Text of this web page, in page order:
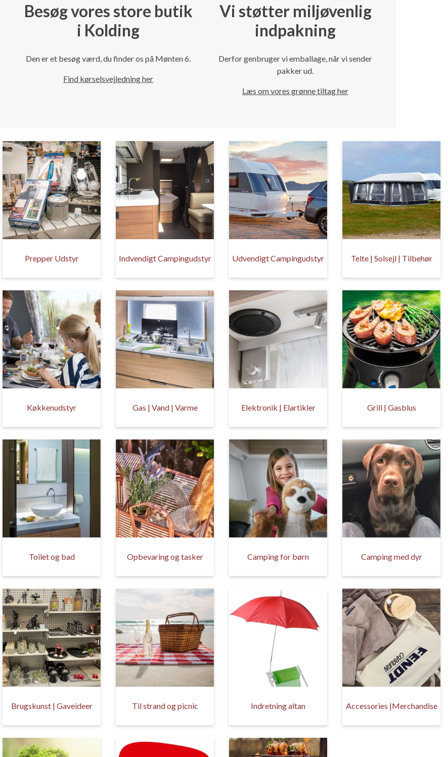
Besøg vores store butik
i Kolding
Den er et besøg værd, du finder os på Mønten 6.
Find kørselsvejledning her
Vi støtter miljøvenlig
indpakning
Derfor genbruger vi emballage, når vi sender
pakker ud.
Læs om vores grønne tiltag her
Prepper Udstyr Indvendigt Campingudstyr Udvendigt Campingudstyr Telte | Solsejl | Tilbehør
Køkkenudstyr Gas | Vand | Varme Elektronik | Elartikler Grill | Gasblus
Toilet og bad Opbevaring og tasker Camping for børn Camping med dyr
Brugskunst | Gaveideer Til strand og picnic Indretning altan Accessories |Merchandise